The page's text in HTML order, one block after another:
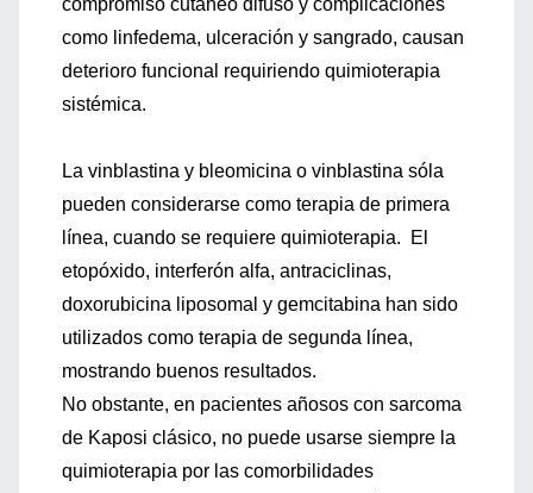
compromiso cutáneo difuso y complicaciones
como linfedema, ulceración y sangrado, causan
deterioro funcional requiriendo quimioterapia
sistémica.
La vinblastina y bleomicina o vinblastina sóla
pueden considerarse como terapia de primera
línea, cuando se requiere quimioterapia. El
etopóxido, interferón alfa, antraciclinas,
doxorubicina liposomal y gemcitabina han sido
utilizados como terapia de segunda línea,
mostrando buenos resultados.
No obstante, en pacientes añosos con sarcoma
de Kaposi clásico, no puede usarse siempre la
quimioterapia por las comorbilidades